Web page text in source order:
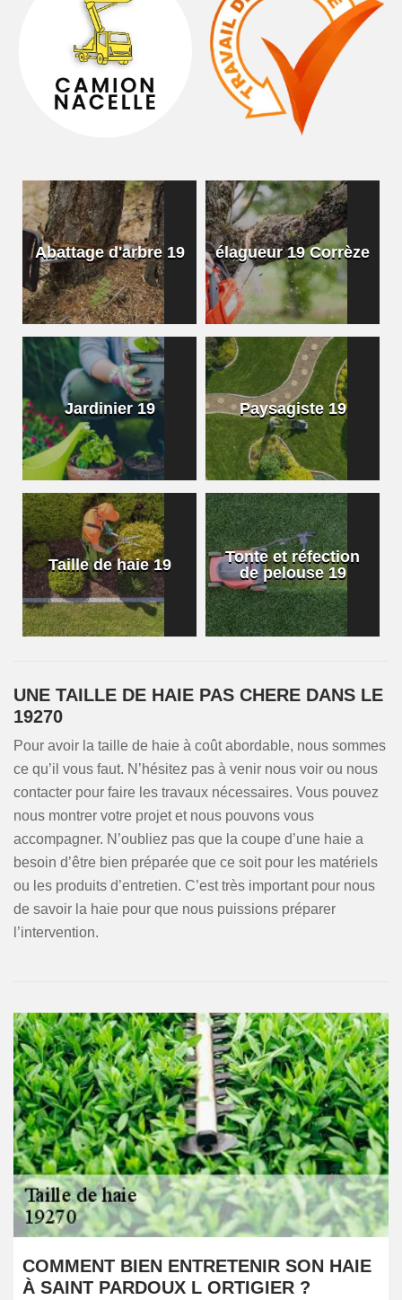
Abattage d'arbre 19 élagueur 19 Corrèze
Jardinier 19 Paysagiste 19
Taille de haie 19
Tonte et réfection
de pelouse 19
UNE TAILLE DE HAIE PAS CHERE DANS LE
19270
Pour avoir la taille de haie à coût abordable, nous sommes
ce qu’il vous faut. N’hésitez pas à venir nous voir ou nous
contacter pour faire les travaux nécessaires. Vous pouvez
nous montrer votre projet et nous pouvons vous
accompagner. N’oubliez pas que la coupe d’une haie a
besoin d’être bien préparée que ce soit pour les matériels
ou les produits d’entretien. C’est très important pour nous
de savoir la haie pour que nous puissions préparer
l’intervention.
COMMENT BIEN ENTRETENIR SON HAIE
À SAINT PARDOUX L ORTIGIER ?